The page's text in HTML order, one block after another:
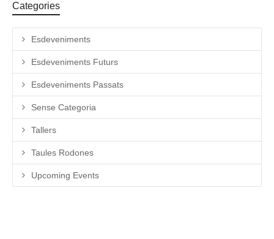
Categories
Esdeveniments
Esdeveniments Futurs
Esdeveniments Passats
Sense Categoria
Tallers
Taules Rodones
Upcoming Events